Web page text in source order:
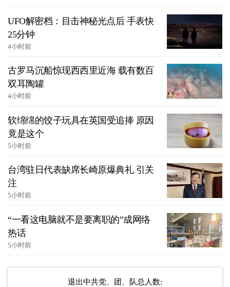
UFO解密档：目击神秘光点后 手表快
25分钟
4小时前
古罗马沉船惊现西西里近海 载有数百
双耳陶罐
4小时前
软绵绵的饺子玩具在英国受追捧 原因
竟是这个
5小时前
台湾驻日代表缺席长崎原爆典礼 引关
注
5小时前
“一看这电脑就不是要离职的”成网络
热话
5小时前
退出中共党、团、队总人数: